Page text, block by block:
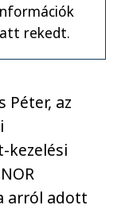
rekedt.
Péter, az
kezelési
arról adott